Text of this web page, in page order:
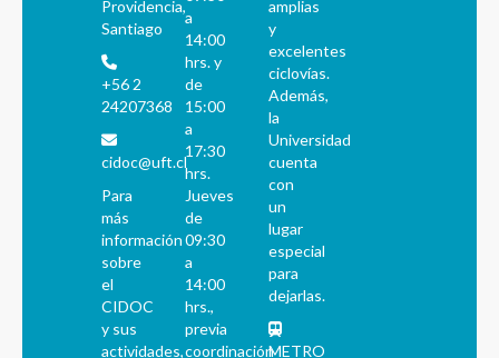
Providencia,
Santiago
+56 2
24207368
cidoc@uft.cl
Para
más
información
sobre
el
CIDOC
y sus
actividades,
a
14:00
hrs. y
de
15:00
a
17:30
hrs.
Jueves
de
09:30
a
14:00
hrs.,
previa
coordinación
amplias
y
excelentes
ciclovías.
Además,
la
Universidad
cuenta
con
un
lugar
especial
para
dejarlas.
METRO